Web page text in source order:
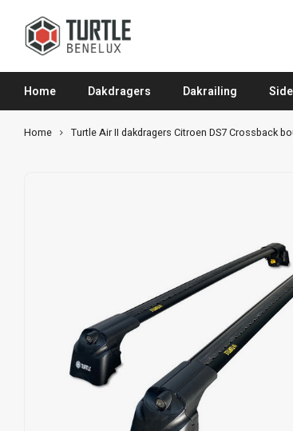
Home Dakdragers Dakrailing
Home Turtle Air II dakdragers Citroen DS7 Crossback